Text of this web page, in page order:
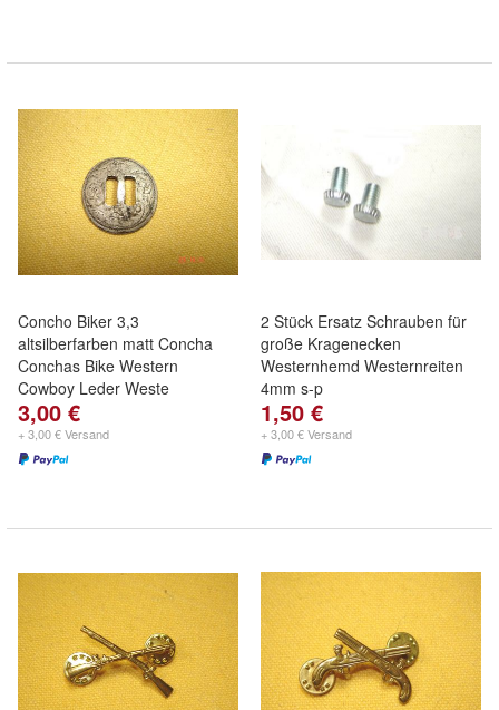
Concho Biker 3,3
altsilberfarben matt Concha
Conchas Bike Western
Cowboy Leder Weste
3,00 €
+ 3,00 € Versand
2 Stück Ersatz Schrauben für
große Kragenecken
Westernhemd Westernreiten
4mm s-p
1,50 €
+ 3,00 € Versand